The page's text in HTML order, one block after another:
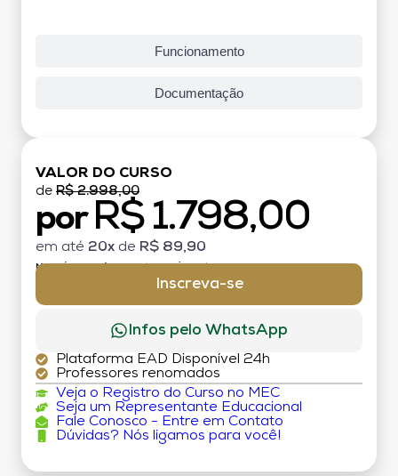
Funcionamento
Documentação
VALOR DO CURSO
de R$ 2.998,00
por R$ 1.798,00
em até 20x de R$ 89,90
MATRÍCULA:
Inscreva-se
Infos pelo WhatsApp
Plataforma EAD Disponível 24h
Professores renomados
Veja o Registro do Curso no MEC
Seja um Representante Educacional
Fale Conosco - Entre em Contato
Dúvidas? Nós ligamos para você!